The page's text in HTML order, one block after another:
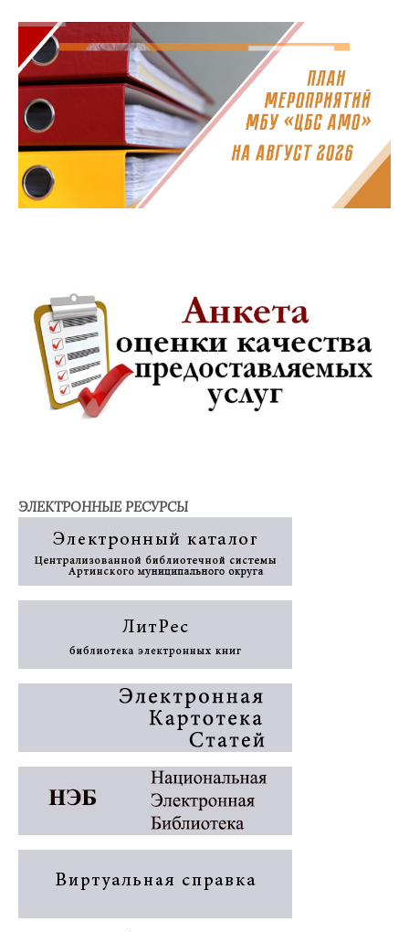
ЭЛЕКТРОННЫЕ РЕСУРСЫ